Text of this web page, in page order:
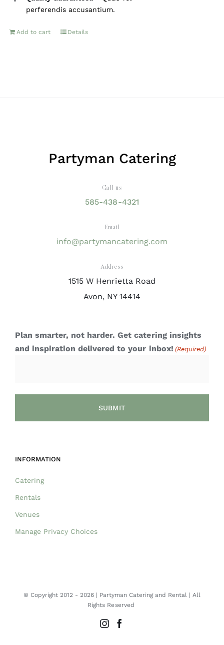
perferendis accusantium.
Add to cart Details
Partyman Catering
Call us
585-438-4321
Email
info@partymancatering.com
Address
1515 W Henrietta Road
Avon, NY 14414
Plan smarter, not harder. Get catering insights
and inspiration delivered to your inbox! (Required)
INFORMATION
Catering
Rentals
Venues
Manage Privacy Choices
© Copyright 2012 - 2026 | Partyman Catering and Rental | All
Rights Reserved
Instagram
Facebook